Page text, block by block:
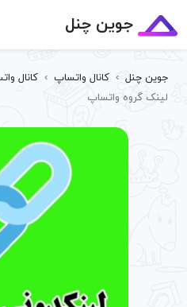
جوین چنل
جوین چنل › کانال واتساپ › کانال
لینک گروه واتساپ